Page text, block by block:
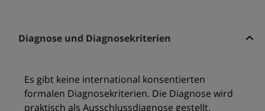
Diagnose und Diagnosekriterien
Es gibt keine international konsentierten
formalen Diagnosekriterien. Die Diagnose wird
praktisch als Ausschlussdiagnose gestellt.